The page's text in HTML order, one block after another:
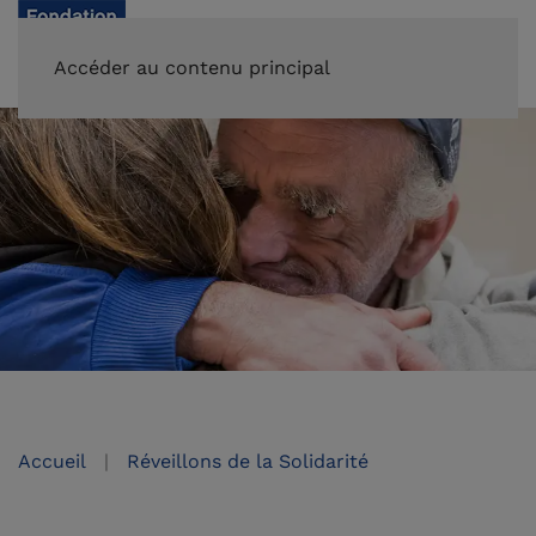
Accéder au contenu principal
Accueil Réveillons de la Solidarité